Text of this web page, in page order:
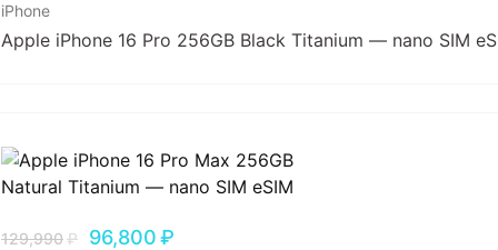
iPhone
Apple iPhone 16 Pro 256GB Black Titanium — nano SIM
129,990₽ 96,800₽